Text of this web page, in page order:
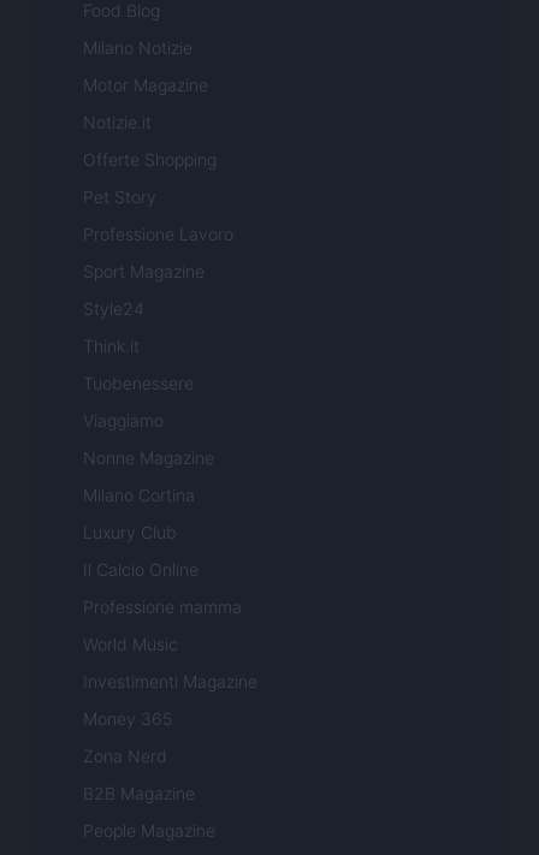
Food Blog
Milano Notizie
Motor Magazine
Notizie.it
Offerte Shopping
Pet Story
Professione Lavoro
Sport Magazine
Style24
Think.it
Tuobenessere
Viaggiamo
Nonne Magazine
Milano Cortina
Luxury Club
Il Calcio Online
Professione mamma
World Music
Investimenti Magazine
Money 365
Zona Nerd
B2B Magazine
People Magazine